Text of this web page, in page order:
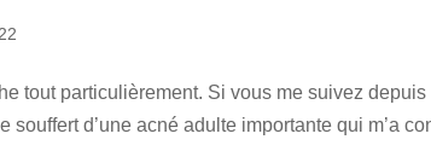
tout particulièrement. Si vous me suivez
souffert d’une acné adulte importante qui m’a